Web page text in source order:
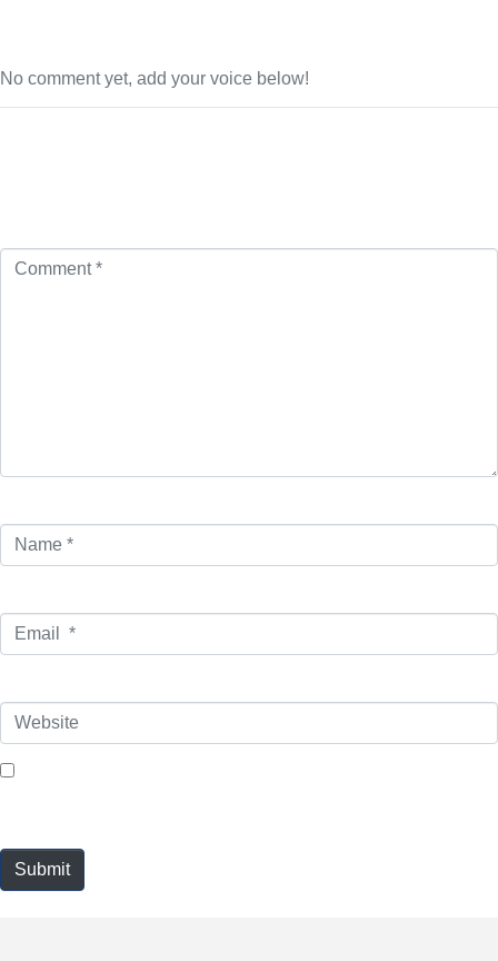
No comment yet, add your voice below!
Submit